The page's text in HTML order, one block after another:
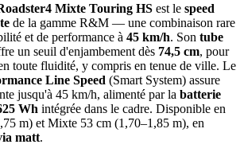
Mixte Touring HS est le speed
de la gamme R&M — une combinaison rare
et de performance à 45 km/h. Son tube
un seuil d'enjambement dès 74,5 cm, pour
toute fluidité, y compris en tenue de ville. Le
Line Speed (Smart System) assure
jusqu'à 45 km/h, alimenté par la batterie
Wh intégrée dans le cadre. Disponible en
m) et Mixte 53 cm (1,70–1,85 m), en
matt.